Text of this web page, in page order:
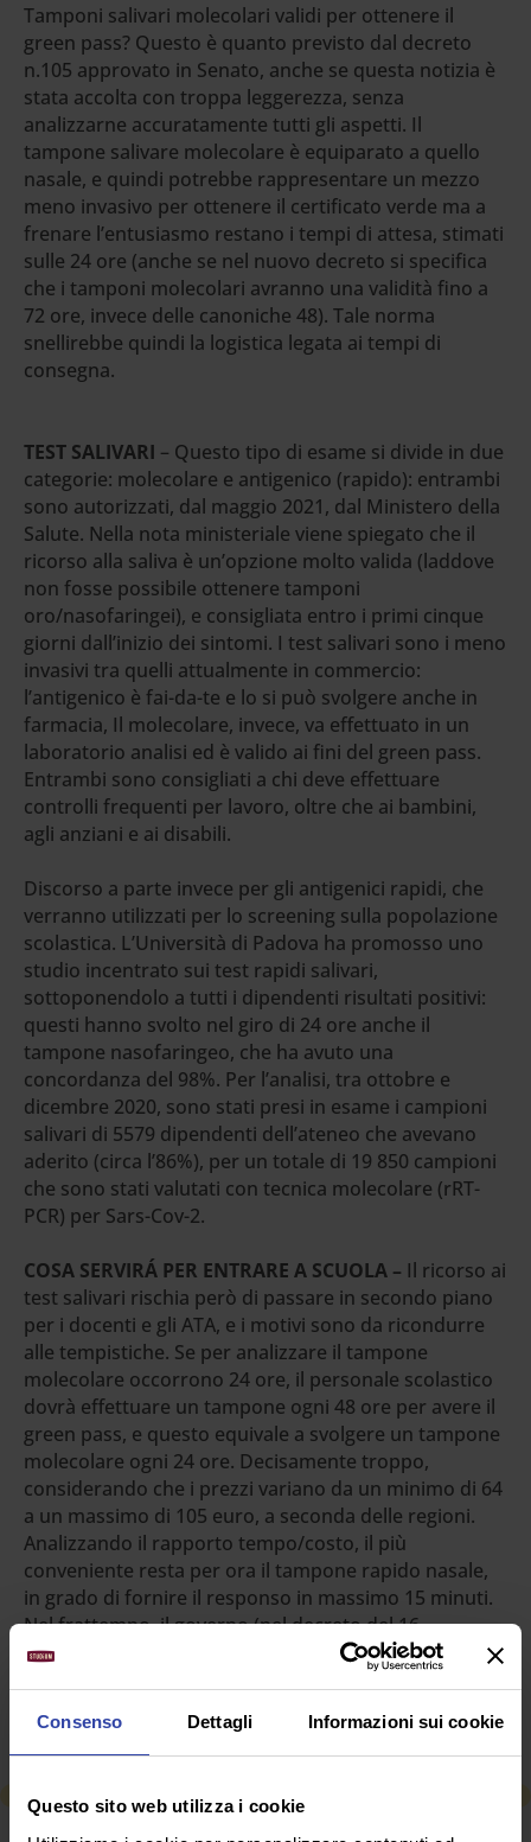
Consenso Dettagli Informazioni sui cookie
Questo sito web utilizza i cookie
Tamponi salivari molecolari validi per ottenere il
green pass? Questo è quanto previsto dal decreto
n.105 approvato in Senato, anche se questa notizia è
stata accolta con troppa leggerezza, senza
analizzarne accuratamente tutti gli aspetti. Il
tampone salivare molecolare è equiparato a quello
nasale, e quindi potrebbe rappresentare un mezzo
meno invasivo per ottenere il certificato verde ma a
frenare l’entusiasmo restano i tempi di attesa, stimati
sulle 24 ore (anche se nel nuovo decreto si specifica
che i tamponi molecolari avranno una validità fino a
72 ore, invece delle canoniche 48). Tale norma
snellirebbe quindi la logistica legata ai tempi di
consegna.
TEST SALIVARI – Questo tipo di esame si divide in due
categorie: molecolare e antigenico (rapido): entrambi
sono autorizzati, dal maggio 2021, dal Ministero della
Salute. Nella nota ministeriale viene spiegato che il
ricorso alla saliva è un’opzione molto valida (laddove
non fosse possibile ottenere tamponi
oro/nasofaringei), e consigliata entro i primi cinque
giorni dall’inizio dei sintomi. I test salivari sono i meno
invasivi tra quelli attualmente in commercio:
l’antigenico è fai-da-te e lo si può svolgere anche in
farmacia, Il molecolare, invece, va effettuato in un
laboratorio analisi ed è valido ai fini del green pass.
Entrambi sono consigliati a chi deve effettuare
controlli frequenti per lavoro, oltre che ai bambini,
agli anziani e ai disabili.
Discorso a parte invece per gli antigenici rapidi, che
verranno utilizzati per lo screening sulla popolazione
scolastica. L’Università di Padova ha promosso uno
studio incentrato sui test rapidi salivari,
sottoponendolo a tutti i dipendenti risultati positivi:
questi hanno svolto nel giro di 24 ore anche il
tampone nasofaringeo, che ha avuto una
concordanza del 98%. Per l’analisi, tra ottobre e
dicembre 2020, sono stati presi in esame i campioni
salivari di 5579 dipendenti dell’ateneo che avevano
aderito (circa l’86%), per un totale di 19 850 campioni
che sono stati valutati con tecnica molecolare (rRT-
PCR) per Sars-Cov-2.
COSA SERVIRÁ PER ENTRARE A SCUOLA – Il ricorso ai
test salivari rischia però di passare in secondo piano
per i docenti e gli ATA, e i motivi sono da ricondurre
alle tempistiche. Se per analizzare il tampone
molecolare occorrono 24 ore, il personale scolastico
dovrà effettuare un tampone ogni 48 ore per avere il
green pass, e questo equivale a svolgere un tampone
molecolare ogni 24 ore. Decisamente troppo,
considerando che i prezzi variano da un minimo di 64
a un massimo di 105 euro, a seconda delle regioni.
Analizzando il rapporto tempo/costo, il più
conveniente resta per ora il tampone rapido nasale,
in grado di fornire il responso in massimo 15 minuti.
Nel frattempo, il governo (nel decreto del 16
settembre) ha bloccato i prezzi dei tamponi antigenici
rapidi fino al 31 dicembre 2021: 15 euro per i